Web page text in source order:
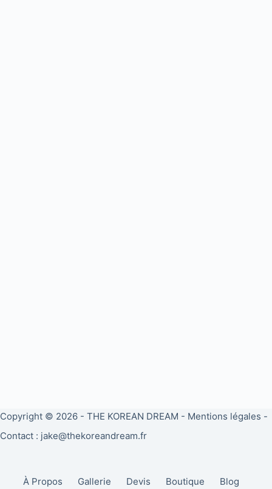
Copyright © 2026 - THE KOREAN DREAM - Mentions légales -
Contact : jake@thekoreandream.fr
À Propos Gallerie Devis Boutique Blog